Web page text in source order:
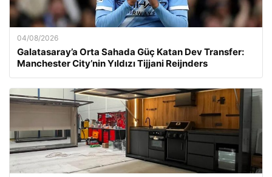
04/08/2026
Galatasaray’a Orta Sahada Güç Katan Dev Transfer:
Manchester City’nin Yıldızı Tijjani Reijnders